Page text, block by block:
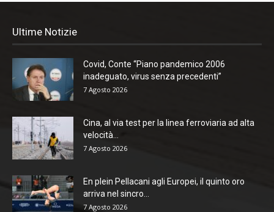
Ultime Notizie
Covid, Conte “Piano pandemico 2006
inadeguato, virus senza precedenti”
7 Agosto 2026
Cina, al via test per la linea ferroviaria ad alta
velocità...
7 Agosto 2026
En plein Pellacani agli Europei, il quinto oro
arriva nel sincro...
7 Agosto 2026